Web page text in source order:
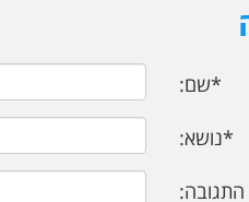
*שם:
*נושא:
התגובה: